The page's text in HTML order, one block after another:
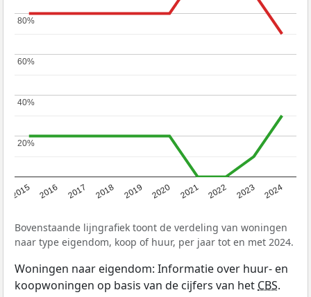
2015 2016 2017 2018 2019 2020 2021 2022 2023 2024
20%
20%
40%
40%
60%
60%
80%
80%
Bovenstaande lijngrafiek toont de verdeling van woningen
naar type eigendom, koop of huur, per jaar tot en met 2024.
Woningen naar eigendom: Informatie over huur- en
koopwoningen op basis van de cijfers van het CBS.